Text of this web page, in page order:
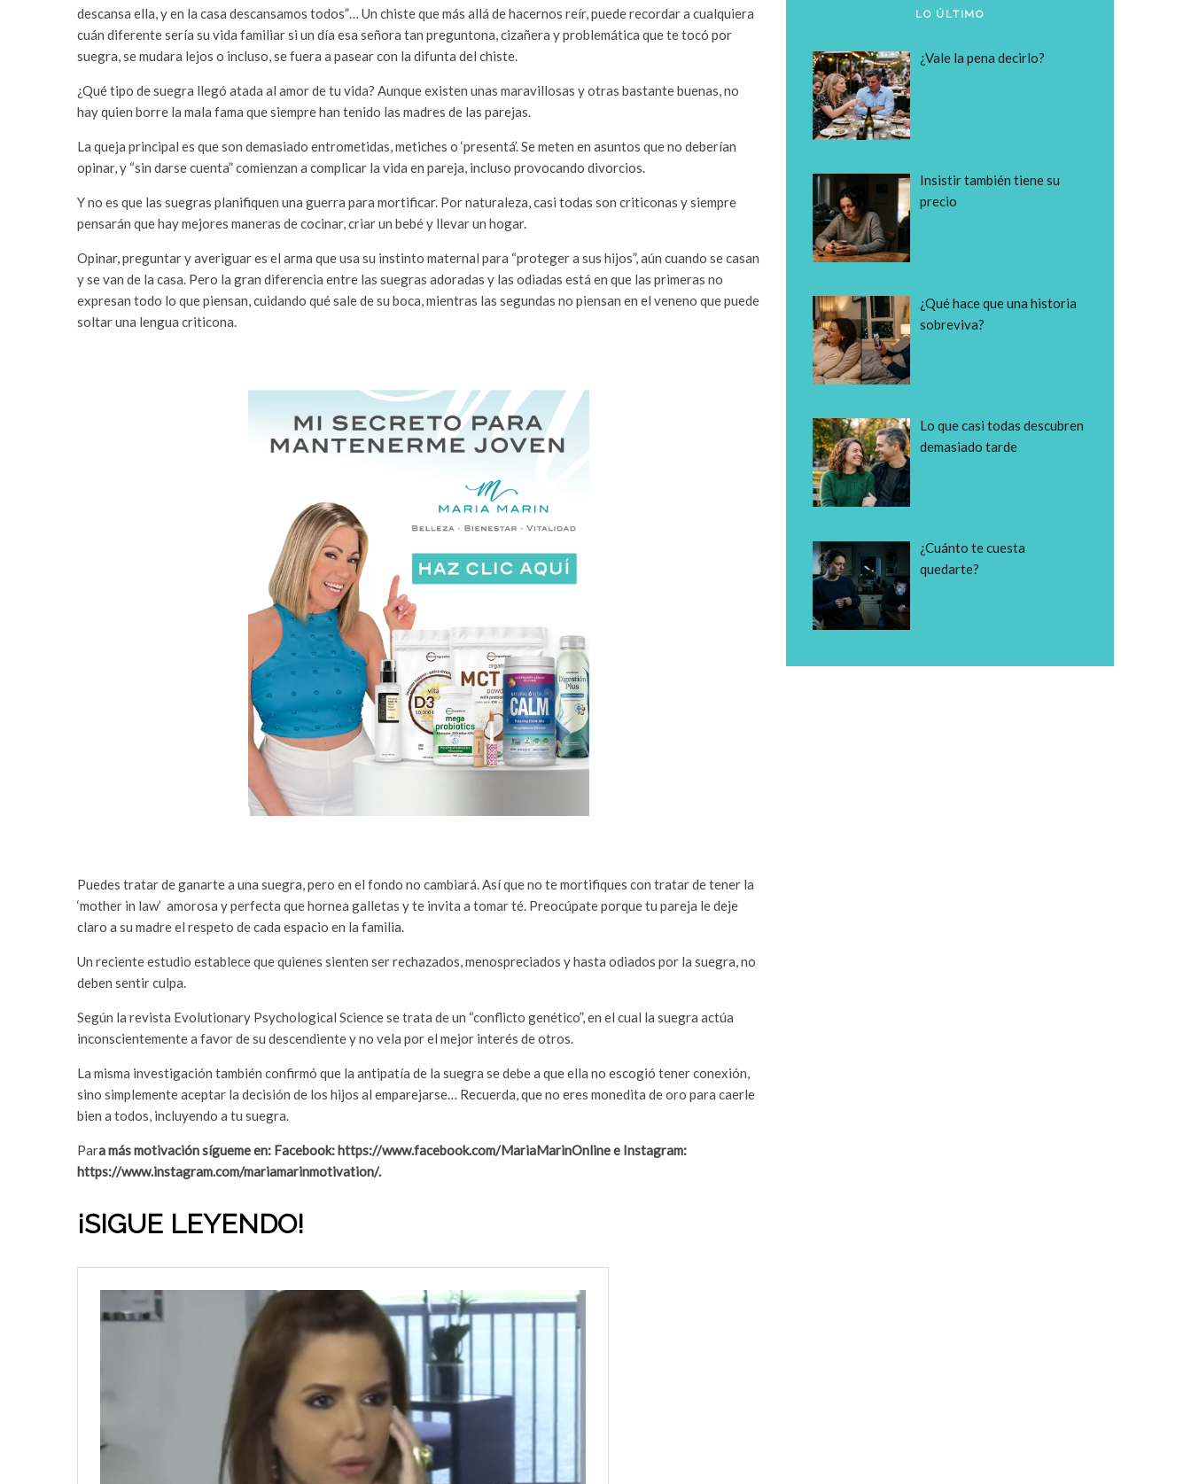
descansa ella, y en la casa descansamos todos”… Un chiste que más allá de hacernos reír, puede recordar a cualquiera
cuán diferente sería su vida familiar si un día esa señora tan preguntona, cizañera y problemática que te tocó por
suegra, se mudara lejos o incluso, se fuera a pasear con la difunta del chiste.
¿Qué tipo de suegra llegó atada al amor de tu vida? Aunque existen unas maravillosas y otras bastante buenas, no
hay quien borre la mala fama que siempre han tenido las madres de las parejas.
La queja principal es que son demasiado entrometidas, metiches o ‘presentá’. Se meten en asuntos que no deberían
opinar, y “sin darse cuenta” comienzan a complicar la vida en pareja, incluso provocando divorcios.
Y no es que las suegras planifiquen una guerra para mortificar. Por naturaleza, casi todas son criticonas y siempre
pensarán que hay mejores maneras de cocinar, criar un bebé y llevar un hogar.
Opinar, preguntar y averiguar es el arma que usa su instinto maternal para “proteger a sus hijos”, aún cuando se casan
y se van de la casa. Pero la gran diferencia entre las suegras adoradas y las odiadas está en que las primeras no
expresan todo lo que piensan, cuidando qué sale de su boca, mientras las segundas no piensan en el veneno que puede
soltar una lengua criticona.
Puedes tratar de ganarte a una suegra, pero en el fondo no cambiará. Así que no te mortifiques con tratar de tener la
‘mother in law’ amorosa y perfecta que hornea galletas y te invita a tomar té. Preocúpate porque tu pareja le deje
claro a su madre el respeto de cada espacio en la familia.
Un reciente estudio establece que quienes sienten ser rechazados, menospreciados y hasta odiados por la suegra, no
deben sentir culpa.
Según la revista Evolutionary Psychological Science se trata de un “conflicto genético”, en el cual la suegra actúa
inconscientemente a favor de su descendiente y no vela por el mejor interés de otros.
La misma investigación también confirmó que la antipatía de la suegra se debe a que ella no escogió tener conexión,
sino simplemente aceptar la decisión de los hijos al emparejarse… Recuerda, que no eres monedita de oro para caerle
bien a todos, incluyendo a tu suegra.
Para más motivación sígueme en: Facebook: https://www.facebook.com/MariaMarinOnline e Instagram:
https://www.instagram.com/mariamarinmotivation/.
¡SIGUE LEYENDO!
LO ÚLTIMO
¿Vale la pena decirlo?
Insistir también tiene su
precio
¿Qué hace que una historia
sobreviva?
Lo que casi todas descubren
demasiado tarde
¿Cuánto te cuesta
quedarte?